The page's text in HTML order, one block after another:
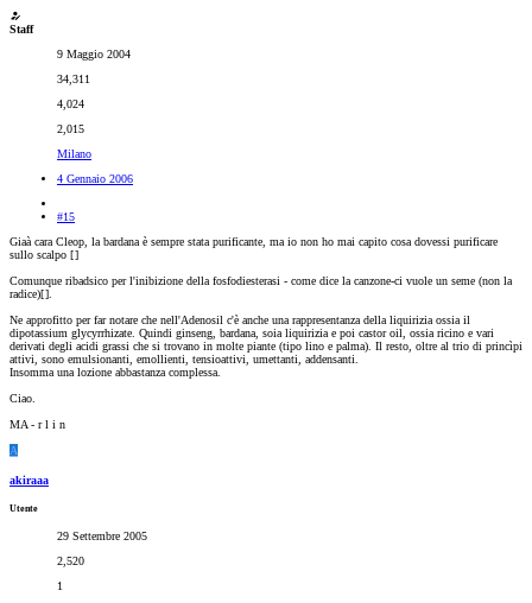
Staff
9 Maggio 2004
34,311
4,024
2,015
Milano
4 Gennaio 2006
#15
Giaà cara Cleop, la bardana è sempre stata purificante, ma io non ho mai capito cosa dovessi purificare
sullo scalpo []
Comunque ribadsico per l'inibizione della fosfodiesterasi - come dice la canzone-ci vuole un seme (non la
radice)[].
Ne approfitto per far notare che nell'Adenosil c'è anche una rappresentanza della liquirizia ossia il
dipotassium glycyrrhizate. Quindi ginseng, bardana, soia liquirizia e poi castor oil, ossia ricino e vari
derivati degli acidi grassi che si trovano in molte piante (tipo lino e palma). Il resto, oltre al trio di princìpi
attivi, sono emulsionanti, emollienti, tensioattivi, umettanti, addensanti.
Insomma una lozione abbastanza complessa.
Ciao.
MA - r l i n
A
akiraaa
Utente
29 Settembre 2005
2,520
1